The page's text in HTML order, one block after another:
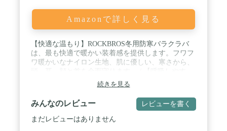
Amazonで詳しく見る
【快適な温もり】ROCKBROS冬用防寒バラクラバ
は、最も快適で暖かい装着感を提供します。フワフ
ワ暖かいなナイロン生地、肌に優しい、寒さから、
い】冬のネックウォーマーは通気生地を使用して、
暖かさを保持する同時、蒸れません。長時間使用も
息苦しくないです。 / 【防寒】冬用目出し帽は、表
面にライクラ素材を採用して、寒さから頭、顔と首
を良く保護します。雪の日も、この目出し帽は寒さ
続きを見る
みんなのレビュー レビューを書く
まだレビューはありません